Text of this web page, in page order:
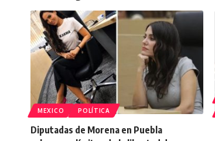
MEXICO POLÍTICA
Diputadas de Morena en Puebla